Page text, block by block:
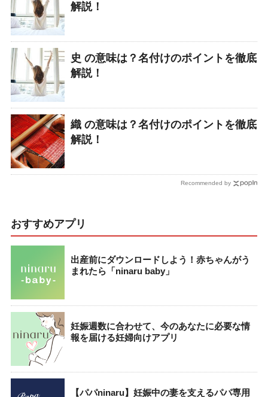
解説！
史 の意味は？名付けのポイントを徹底
解説！
織 の意味は？名付けのポイントを徹底
解説！
Recommended by
おすすめアプリ
出産前にダウンロードしよう！赤ちゃんがう
まれたら「ninaru baby」
妊娠週数に合わせて、今のあなたに必要な情
報を届ける妊婦向けアプリ
【パパninaru】妊娠中の妻を支えるパパ専用